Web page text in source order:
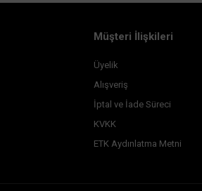
Müşteri İlişkileri
Üyelik
Alışveriş
İptal ve İade Süreci
KVKK
ETK Aydınlatma Metni